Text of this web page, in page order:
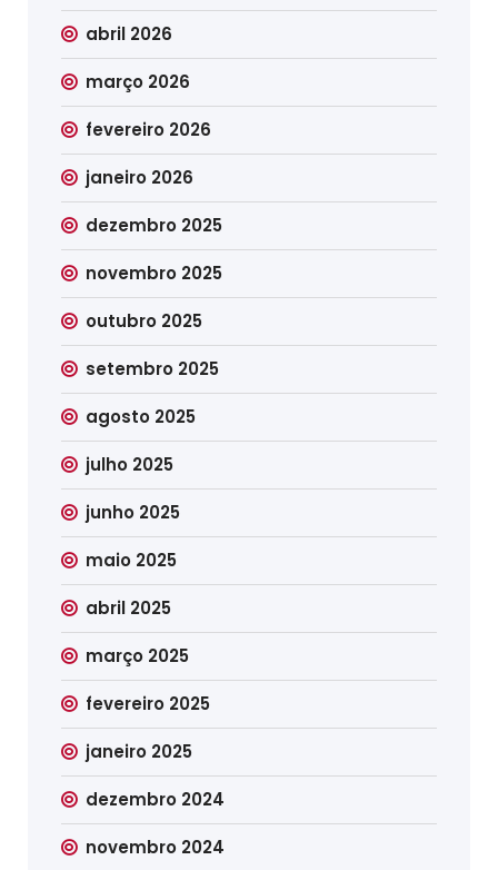
abril 2026
março 2026
fevereiro 2026
janeiro 2026
dezembro 2025
novembro 2025
outubro 2025
setembro 2025
agosto 2025
julho 2025
junho 2025
maio 2025
abril 2025
março 2025
fevereiro 2025
janeiro 2025
dezembro 2024
novembro 2024